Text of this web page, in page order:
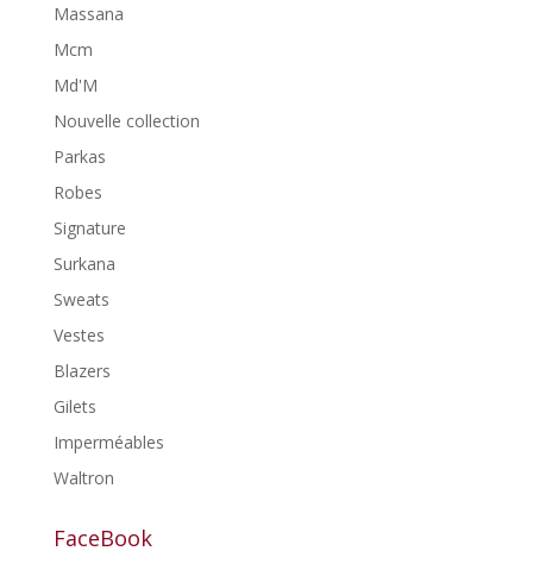
Massana
Mcm
Md'M
Nouvelle collection
Parkas
Robes
Signature
Surkana
Sweats
Vestes
Blazers
Gilets
Imperméables
Waltron
FaceBook